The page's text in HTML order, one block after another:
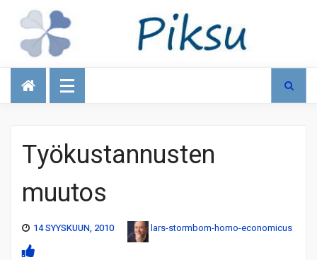
Talous
Työkustannusten
muutos
14 SYYSKUUN, 2010 lars-stormbom-homo-economicus